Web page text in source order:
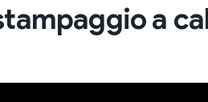
a